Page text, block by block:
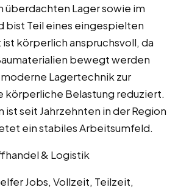
überdachten Lager sowie im
bist Teil eines eingespielten
ist körperlich anspruchsvoll, da
bewegt werden
Lagertechnik zur
körperliche Belastung reduziert.
ist seit Jahrzehnten in der Region
ein stabiles Arbeitsumfeld.
& Logistik
Jobs, Vollzeit, Teilzeit,